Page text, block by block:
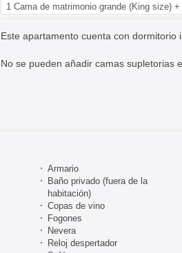
1 Cama de matrimonio grande (King size)
Este apartamento cuenta con dormitorio
No se pueden añadir camas supletorias
Armario
Baño privado (fuera de la
habitación)
Copas de vino
Fogones
Nevera
Reloj despertador